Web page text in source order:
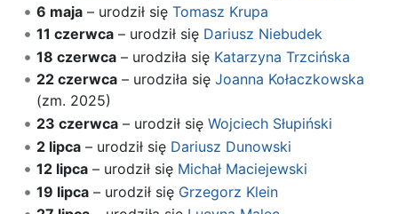
6 maja– urodził się Tomasz Krupa
11 czerwca– urodził się Dariusz Niebudek
18 czerwca– urodziła się Katarzyna Trzcińska
22 czerwca– urodziła się Joanna Kołaczkowska
(zm. 2025)
23 czerwca– urodził się Wojciech Słupiński
2 lipca– urodził się Dariusz Dunowski
12 lipca– urodził się Michał Maciejewski
19 lipca– urodził się Grzegorz Klein